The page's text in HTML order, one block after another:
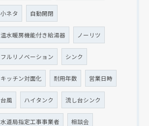
小ネタ 自動開閉
温水暖房機能付き給湯器 ノーリツ
フルリノベーション シンク
キッチン対面化 耐用年数 営業日時
台風 ハイタンク 流し台シンク
水道局指定工事事業者 相談会